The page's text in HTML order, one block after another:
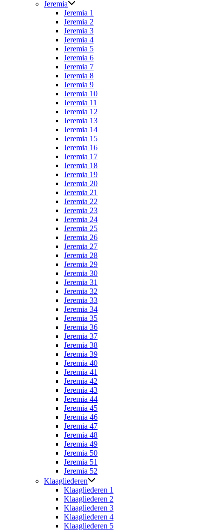
Jeremia
Jeremia 1
Jeremia 2
Jeremia 3
Jeremia 4
Jeremia 5
Jeremia 6
Jeremia 7
Jeremia 8
Jeremia 9
Jeremia 10
Jeremia 11
Jeremia 12
Jeremia 13
Jeremia 14
Jeremia 15
Jeremia 16
Jeremia 17
Jeremia 18
Jeremia 19
Jeremia 20
Jeremia 21
Jeremia 22
Jeremia 23
Jeremia 24
Jeremia 25
Jeremia 26
Jeremia 27
Jeremia 28
Jeremia 29
Jeremia 30
Jeremia 31
Jeremia 32
Jeremia 33
Jeremia 34
Jeremia 35
Jeremia 36
Jeremia 37
Jeremia 38
Jeremia 39
Jeremia 40
Jeremia 41
Jeremia 42
Jeremia 43
Jeremia 44
Jeremia 45
Jeremia 46
Jeremia 47
Jeremia 48
Jeremia 49
Jeremia 50
Jeremia 51
Jeremia 52
Klaagliederen
Klaagliederen 1
Klaagliederen 2
Klaagliederen 3
Klaagliederen 4
Klaagliederen 5